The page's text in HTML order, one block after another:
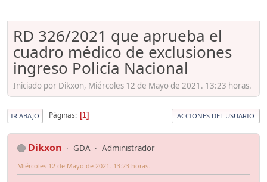
RD 326/2021 que aprueba el
cuadro médico de exclusiones
ingreso Policía Nacional
Iniciado por Dikxon, Miércoles 12 de Mayo de 2021. 13:23 horas.
IR ABAJO Páginas 1 ACCIONES DEL USUARIO
Dikxon GDA Administrador
Miércoles 12 de Mayo de 2021. 13:23 horas.